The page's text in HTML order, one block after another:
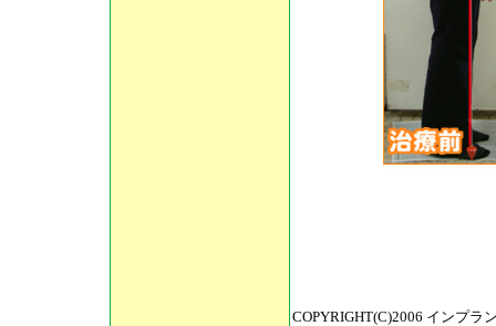
COPYRIGHT(C)2006 インプラ